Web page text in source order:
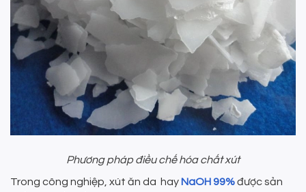
Phương pháp điều chế hóa chất xút
Trong công nghiệp, xút ăn da hay NaOH 99%được sản